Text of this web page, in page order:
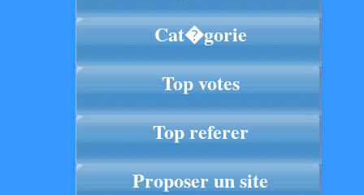
Cat�gorie
Top votes
Top referer
Proposer un site